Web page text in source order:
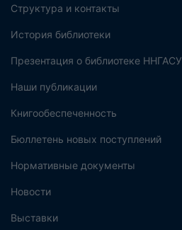
Структура и контакты
История библиотеки
Презентация о библиотеке ННГАСУ
Наши публикации
Книгообеспеченность
Бюллетень новых поступлений
Нормативные документы
Новости
Выставки